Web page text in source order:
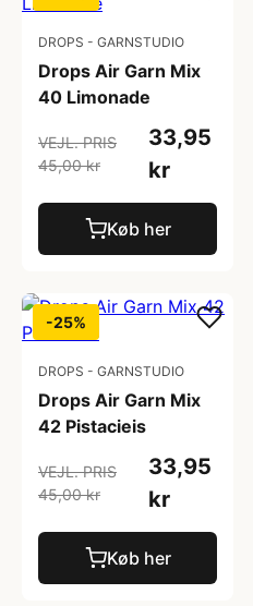
DROPS - GARNSTUDIO
Drops Air Garn Mix
40 Limonade
VEJL. PRIS
45,00 kr
33,95
kr
Køb her
-25%
DROPS - GARNSTUDIO
Drops Air Garn Mix
42 Pistacieis
VEJL. PRIS
45,00 kr
33,95
kr
Køb her